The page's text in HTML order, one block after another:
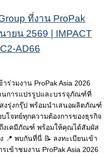
ที่งาน ProPak
ายน 2569 | IMPACT
AD66
ร่วมงาน ProPak Asia 2026
นการแปรรูปและบรรจุภัณฑ์ที่
งรุ่งกรุ๊ป พร้อมนำเสนอผลิตภัณฑ์
จทย์ทุกความต้องการของธุรกิจ
งเคมีภัณฑ์ พร้อมให้คุณได้สัมผัส
📍 พบกันที่นี่ 📝 ลงทะเบียนเข้า
เข้าชมงาน ProPak Asia 2026